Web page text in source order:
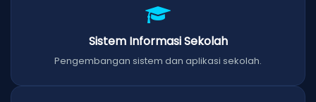
Sistem Informasi Sekolah
Pengembangan sistem dan aplikasi sekolah.